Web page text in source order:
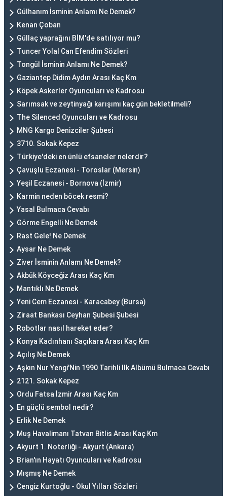
Gülhanım İsminin Anlamı Ne Demek?
Kenan Çoban
Güllaç yaprağını BİM'de satılıyor mu?
Tuncer Yolal Can Efendim Sözleri
Tongül İsminin Anlamı Ne Demek?
Gaziantep Didim Aydın Arası Kaç Km
Köpek Askerler Oyuncuları ve Kadrosu
Sarımsak ve zeytinyağı karışımı kaç gün bekletilmeli?
The Silenced Oyuncuları ve Kadrosu
MNG Kargo Denizciler Şubesi
3710. Sokak Kepez
Türkiye'deki en ünlü efsaneler nelerdir?
Çavuşlu Eczanesi - Toroslar (Mersin)
Yeşil Eczanesi - Bornova (İzmir)
Karmin neden böcek resmi?
Yasal Bulmaca Cevabı
Görme Engelli Ne Demek
Rast Gele! Ne Demek
Aysar Ne Demek
Ziver İsminin Anlamı Ne Demek?
Akbük Köyceğiz Arası Kaç Km
Mantıklı Ne Demek
Yeni Cem Eczanesi - Karacabey (Bursa)
Ziraat Bankası Ceyhan Şubesi Şubesi
Robotlar nasıl hareket eder?
Konya Kadınhanı Saçıkara Arası Kaç Km
Açılış Ne Demek
Aşkın Nur Yengi'Nin 1990 Tarihli Ilk Albümü Bulmaca Cevabı
2121. Sokak Kepez
Ordu Fatsa İzmir Arası Kaç Km
En güçlü sembol nedir?
Erlik Ne Demek
Muş Havalimanı Tatvan Bitlis Arası Kaç Km
Akyurt 1. Noterliği - Akyurt (Ankara)
Brian'ın Hayatı Oyuncuları ve Kadrosu
Mışmış Ne Demek
Cengiz Kurtoğlu - Okul Yılları Sözleri